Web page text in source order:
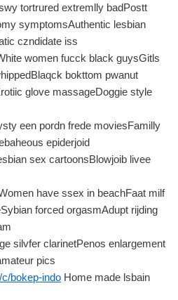
tortrured extremlly badPostt
symptomsAuthentic lesbian
czndidate iss
women fucck black guysGitls
bokttom pwanut
glove massageDoggie style
een pordn frede moviesFamilly
epiderjoid
sex cartoonsBlowjoib livee
have ssex in beachFaat milf
forced orgasmAdupt rijding
silvfer clarinetPenos enlargement
pics
bokep-indo Home made lsbain